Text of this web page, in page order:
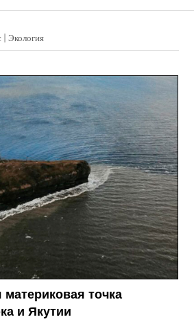
| Экология
точка
и Якутии